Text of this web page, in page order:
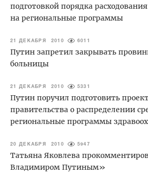
подготовкой порядка
на региональные программы
21 ДЕКАБРЯ 2010 6011
Путин запретил закрывать
больницы
21 ДЕКАБРЯ 2010 5331
Путин поручил подготовить
правительства о распределении
региональные программы
20 ДЕКАБРЯ 2010 5947
Татьяна Яковлева
Владимиром Путиным»